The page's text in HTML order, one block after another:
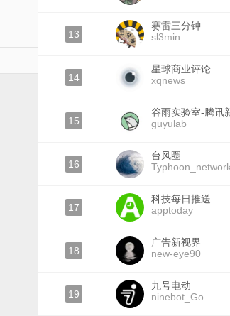
13
赛雷三分钟
sl3min
14
星球商业评论
xqnews
15
谷雨实验室-腾讯
guyulab
16
台风圈
17
科技每日推送
apptoday
18
广告新视界
new-eye90
19
九号电动
ninebot_Go